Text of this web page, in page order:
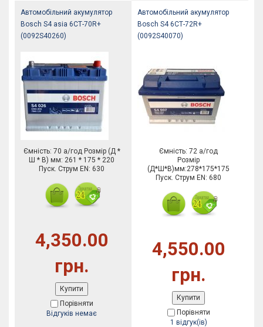
Автомобільний акумулятор
Bosch S4 asia 6СТ-70R+
(0092S40260)
Ємність: 70 а/год Розмір (Д *
Ш * В) мм: 261 * 175 * 220
Пуск. Струм EN: 630
4,350.00
грн.
Купити
Порівняти
Відгуків немає
Автомобільний акумулятор
Bosch S4 6СТ-72R+
(0092S40070)
Ємність: 72 а/год
Розмір
(Д*Ш*В)мм:278*175*175
Пуск. Струм EN: 680
4,550.00
грн.
Купити
Порівняти
1 відгук(ів)